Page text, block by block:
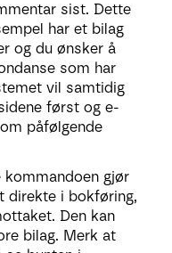
sist. Dette
har et bilag
og du ønsker å
som har
vil samtidig
først og e-
påfølgende
kommandoen gjør
direkte i bokføring,
Den kan
bilag. Merk at